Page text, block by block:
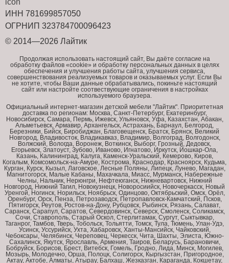
ИНН 781699857050
ОГРНИП 323784700096423
© 2014—2026 Лайтик
Продолжая использовать настоящий сайт, Вы даёте согласие на
обработку файлов «cookie» и обработку персональных данных в целях
обеспечения и улучшения работы сайта, улучшения сервиса,
совершенствования реализуемых товаров и оказываемых услуг. Если Вы
не хотите, чтобы Ваши данные обрабатывались, покиньте настоящий
сайт или настройте соотвествующие ограничения в настройках
используемого браузера.
Официальный интернет-магазин детской мебели "Лайтик". Приоритетная
доставка по регионам: Москва, Санкт-Петербург, Екатеринбург,
Новосибирск, Самара, Пермь, Ижевск, Ульяновск, Уфа, Казахстан, Абакан,
Альметьевск, Армавир, Архангельск, Астрахань, Барнаул, Белгород,
Березники, Бийск, Биробиджан, Благовещенск, Братск, Брянск, Великий
Новгород, Владивосток, Владикавказ, Владимир, Волгоград, Волгодонск,
Волжский, Вологда, Воронеж, Воткинск, Выборг, Грозный, Дедовск,
Егорьевск, Златоуст, Зубово, Иваново, Игнатово, Иркутск, Йошкар-Ола,
Казань, Калининград, Калуга, Каменск-Уральский, Кемерово, Киров,
Когалым, Комсомольск-на-Амуре, Кострома, Краснодар, Красноярск, Кудьма,
Курган, Курск, Кызыл, Лаговское, Лесные Поляны, Липецк, Лунево, Магадан,
Магнитогорск, Малые Кабаны, Махачкала, Миасс, Мурманск, Набережные
Челны, Нальчик, Нерюнгри, Нефтеюганск, Нижневартовск, Нижний
Новгород, Нижний Тагил, Новокузнецк, Новоросиийск, Новочеркасск, Новый
Уренгой, Ногинск, Норильск, Ноябрьск, Одинцово, Октябрьский, Омск, Орёл,
Оренбург, Орск, Пенза, Петрозаводск, Петропавловск-Камчатский, Псков,
Пятигорск, Реутов, Ростов-на-Дону, Рубцовск, Рыбинск, Рязань, Салават,
Саранск, Сарапул, Саратов, Севердовинск, Северск, Смоленск, Соликамск,
Сочи, Ставрополь, Старый Оскол, Стерлитамак, Сургут, Сыктывкар,
Таганрог, Тамбов, Тверь, Тобольск, Тольятти, Томск, Тула, Тюмень, Улан-Удэ,
Усинск, Уссурийск, Ухта, Хабаровск, Ханты-Мансийск, Чайковский,
Чебоксары, Челябинск, Череповец, Черкесск, Чита, Шахты, Элиста, Южно-
Сахалинск, Якутск, Ярославль, Армения, Таиров, Беларусь, Барановичи,
Бобруйск, Борисов, Брест, Витебск, Гомель, Гродно, Лида, Минск, Могилев,
Мозырь, Молодечно, Орша, Полоцк, Солигорск, Кыргызстан, Пригородное,
Актау, Актобе, Алматы, Атырау, Балхаш, Жезказган, Караганда, Кокшетау,